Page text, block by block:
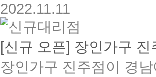
2022.11.11
[신규 오픈] 장인가구 진
장인가구 진주점이 경